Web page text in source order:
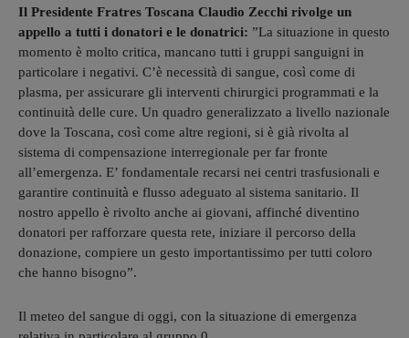
Il Presidente Fratres Toscana Claudio Zecchi rivolge un
appello a tutti i donatori e le donatrici: ”La situazione in questo
momento è molto critica, mancano tutti i gruppi sanguigni in
particolare i negativi. C’è necessità di sangue, così come di
plasma, per assicurare gli interventi chirurgici programmati e la
continuità delle cure. Un quadro generalizzato a livello nazionale
dove la Toscana, così come altre regioni, si è già rivolta al
sistema di compensazione interregionale per far fronte
all’emergenza. E’ fondamentale recarsi nei centri trasfusionali e
garantire continuità e flusso adeguato al sistema sanitario. Il
nostro appello è rivolto anche ai giovani, affinché diventino
donatori per rafforzare questa rete, iniziare il percorso della
donazione, compiere un gesto importantissimo per tutti coloro
che hanno bisogno”.
Il meteo del sangue di oggi, con la situazione di emergenza